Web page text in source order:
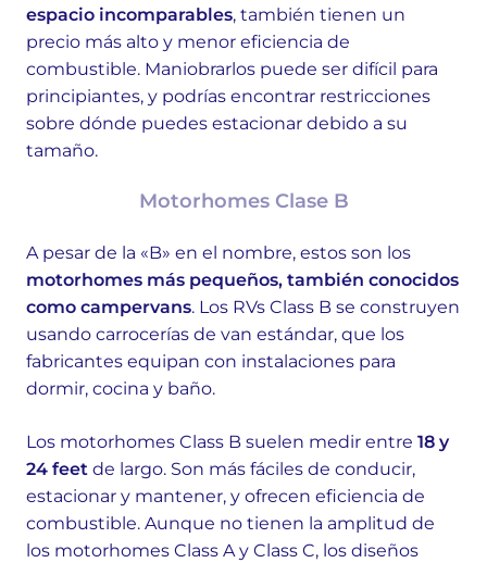
espacio incomparables, también tienen un
precio más alto y menor eficiencia de
combustible. Maniobrarlos puede ser difícil para
principiantes, y podrías encontrar restricciones
sobre dónde puedes estacionar debido a su
tamaño.
Motorhomes Clase B
A pesar de la «B» en el nombre, estos son los
motorhomes más pequeños, también conocidos
como campervans. Los RVs Class B se construyen
usando carrocerías de van estándar, que los
fabricantes equipan con instalaciones para
dormir, cocina y baño.
Los motorhomes Class B suelen medir entre 18 y
24 feet de largo. Son más fáciles de conducir,
estacionar y mantener, y ofrecen eficiencia de
combustible. Aunque no tienen la amplitud de
los motorhomes Class A y Class C, los diseños